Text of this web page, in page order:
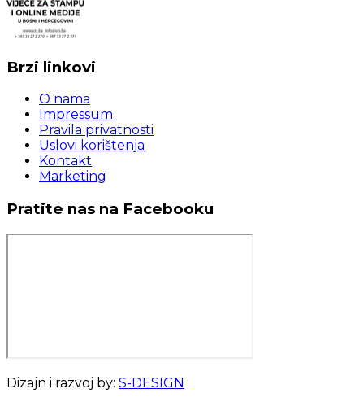
Brzi linkovi
O nama
Impressum
Pravila privatnosti
Uslovi korištenja
Kontakt
Marketing
Pratite nas na Facebooku
Dizajn i razvoj by: S-DESIGN